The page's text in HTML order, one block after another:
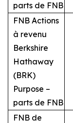
parts de FNB
FNB Actions
à revenu
Berkshire
Hathaway
(BRK)
Purpose –
parts de FNB
FNB de